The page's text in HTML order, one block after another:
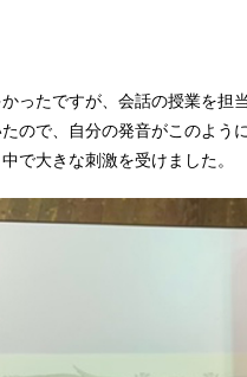
ったですが、会話の授業を担
ので、自分の発音がこのよう
で大きな刺激を受けました。